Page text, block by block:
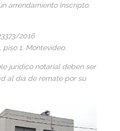
arrendamiento inscripto.
2016
piso 1, Montevideo.
jurídico notarial deben ser
al día de remate por su